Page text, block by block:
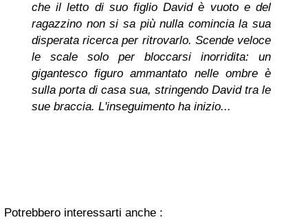
che il letto di suo figlio David è vuoto e del
ragazzino non si sa più nulla comincia la sua
disperata ricerca per ritrovarlo. Scende veloce
le scale solo per bloccarsi inorridita: un
gigantesco figuro ammantato nelle ombre è
sulla porta di casa sua, stringendo David tra le
sue braccia. L'inseguimento ha inizio...
Potrebbero interessarti anche :